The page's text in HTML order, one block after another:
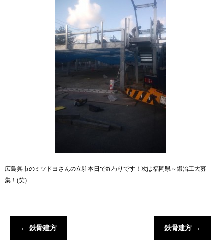
広島呉市のミツドヨさんの立駐本日で終わりです！次は福岡県～鍛治工大募
集！(笑)
← 鉄骨建方 鉄骨建方 →